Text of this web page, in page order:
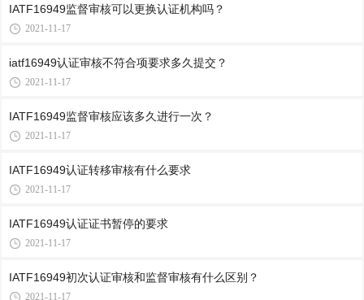
IATF16949监督审核可以更换认证机构吗？
2021-11-17
iatf16949认证审核不符合项要求多久提交？
2021-11-17
IATF16949监督审核应该多久进行一次？
2021-11-17
IATF16949认证转移审核有什么要求
2021-11-17
IATF16949认证证书暂停的要求
2021-11-17
IATF16949初次认证审核和监督审核有什么区别？
2021-11-17